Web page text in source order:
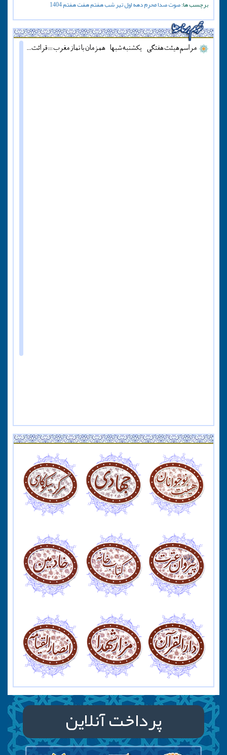
برچسب ها:صوتصدامحرمدهه اولتیر شب هفتمهفتهفتم1404
مراسم هیئت هفتگی - یکشنبه شبها - همزمان با نماز مغرب ::: قرائت دعای آل یاسین - پنج شنبه ها قبل از اذان مغرب ::: همه روزه نماز جماعت مغرب و عشاء برگزار میشود
پرداخت آنلاین